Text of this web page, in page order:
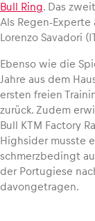
Glossar
Bull Ring. Das
Als Regen-
Lorenzo Savadori
Ebenso wie die
Jahre aus dem
ersten freien
zurück. Zudem
Bull KTM Factory
Highsider musste
schmerzbedingt
der Portugiese
davongetragen.